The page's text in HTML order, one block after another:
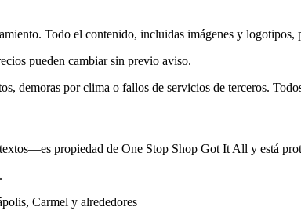
Todo el contenido, incluidas imágenes y
pueden cambiar sin previo aviso.
demoras por clima o fallos de servicios de terceros.
propiedad de One Stop Shop Got It All y está
Carmel y alrededores